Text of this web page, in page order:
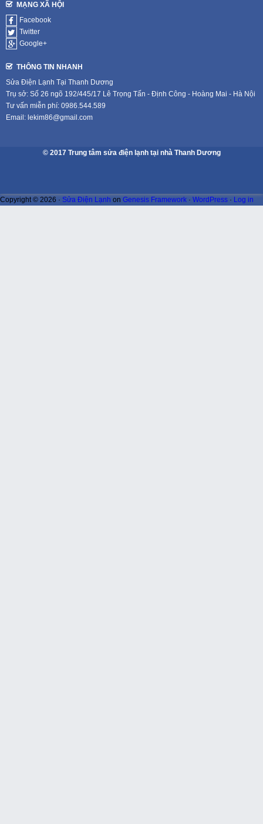
MẠNG XÃ HỘI
Facebook
Twitter
Google+
THÔNG TIN NHANH
Sửa Điện Lạnh Tại Thanh Dương
Trụ sở: Số 26 ngõ 192/445/17 Lê Trọng Tấn - Định Công - Hoàng Mai - Hà Nội
Tư vấn miễn phí: 0986.544.589
Email: lekim86@gmail.com
© 2017 Trung tâm sửa điện lạnh tại nhà Thanh Dương
Copyright © 2026 · Sửa Điện Lạnh on Genesis Framework · WordPress · Log in